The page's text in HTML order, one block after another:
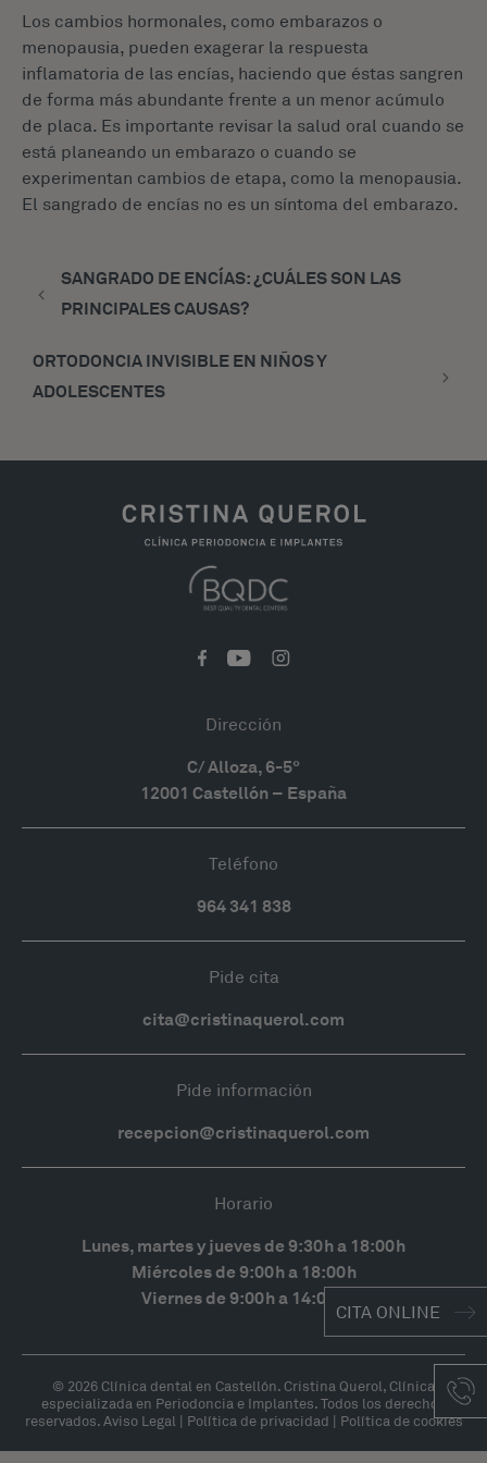
Los cambios hormonales, como embarazos o
menopausia, pueden exagerar la respuesta
inflamatoria de las encías, haciendo que éstas sangren
de forma más abundante frente a un menor acúmulo
de placa. Es importante revisar la salud oral cuando se
está planeando un embarazo o cuando se
experimentan cambios de etapa, como la menopausia.
El sangrado de encías no es un síntoma del embarazo.
SANGRADO DE ENCÍAS: ¿CUÁLES SON LAS
PRINCIPALES CAUSAS?
ORTODONCIA INVISIBLE EN NIÑOS Y
ADOLESCENTES
CITA ONLINE
Dirección
C/ Alloza, 6-5°
12001 Castellón – España
Teléfono
964 341 838
Pide cita
cita@cristinaquerol.com
Pide información
recepcion@cristinaquerol.com
Horario
Lunes, martes y jueves de 9:30h a 18:00h
Miércoles de 9:00h a 18:00h
Viernes de 9:00h a 14:00h
© 2026 Clínica dental en Castellón. Cristina Querol, Clínica
especializada en Periodoncia e Implantes. Todos los derechos
reservados.Aviso Legal | Política de privacidad | Política de cookies